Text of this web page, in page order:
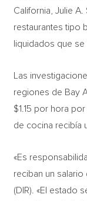
California, Julie
restaurantes tipo
liquidados que
Las
regiones de Bay
$1.15 por hora
de cocina recibía
«Es
reciban un
(DIR). «El estado